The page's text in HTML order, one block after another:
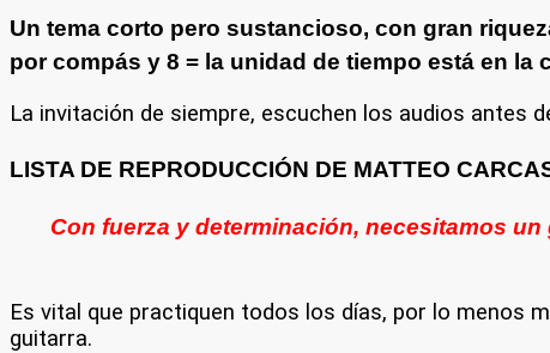
Un tema corto pero sustancioso, con gran
por compás y 8 = la unidad de tiempo está en la
La invitación de siempre, escuchen los audios antes
LISTA DE REPRODUCCIÓN DE MATTEO
Con fuerza y determinación, necesitamos
Es vital que practiquen todos los días, por lo menos
guitarra.